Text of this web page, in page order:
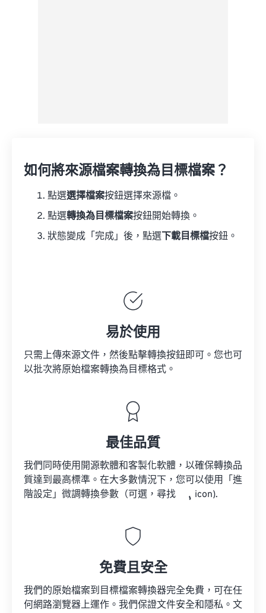
如何將來源檔案轉換為目標檔案？
點選選擇檔案按鈕選擇來源檔。
點選轉換為目標檔案按鈕開始轉換。
狀態變成「完成」後，點選 下載目標檔按鈕。
易於使用
只需上傳來源文件，然後點擊轉換按鈕即可。您也可
以批次將原始檔案轉換為目標格式。
最佳品質
我們同時使用開源軟體和客製化軟體，以確保轉換品
質達到最高標準。在大多數情況下，您可以使用「進
階設定」微調轉換參數（可選，尋找
icon).
免費且安全
我們的原始檔案到目標檔案轉換器完全免費，可在任
何網路瀏覽器上運作。我們保證文件安全和隱私。文